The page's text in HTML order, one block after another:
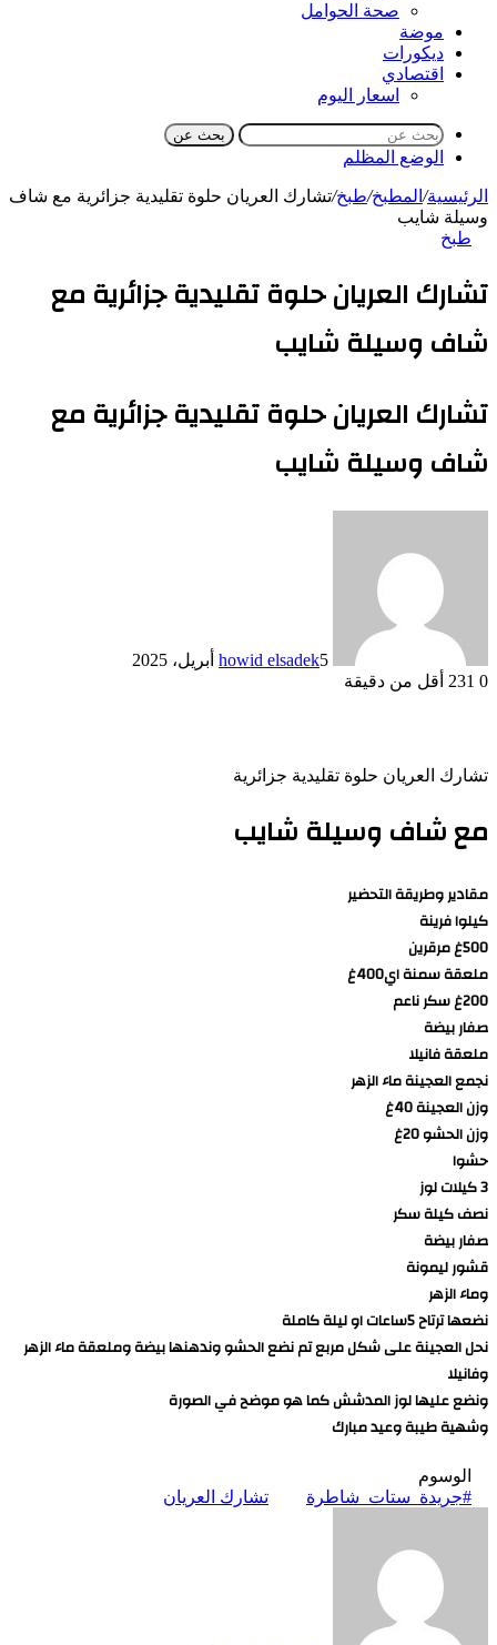
صحة الحوامل
موضة
ديكورات
اقتصادي
اسعار اليوم
بحث عن
الوضع المظلم
الرئيسية/ المطبخ/طبخ/تشارك العريان حلوة تقليدية جزائرية مع شاف
وسيلة شايب
طبخ
تشارك العريان حلوة تقليدية جزائرية مع
شاف وسيلة شايب
تشارك العريان حلوة تقليدية جزائرية مع
شاف وسيلة شايب
howid elsadek5 أبريل، 2025
0
أقل من دقيقة
تشارك العريان حلوة تقليدية جزائرية
مع شاف وسيلة شايب
مقادير وطريقة التحضير
كيلوا فرينة
500غ مرقرين
ملعقة سمنة اي400غ
200غ سكر ناعم
صفار بيضة
ملعقة فانيلا
نجمع العجينة ماء الزهر
وزن العجينة 40غ
وزن الحشو 20غ
حشوا
3 كيلات لوز
نصف كيلة سكر
صفار بيضة
قشور ليمونة
وماء الزهر
نضعها ترتاح 5ساعات او ليلة كاملة
نحل العجينة على شكل مربع تم نضع الحشو وندهنها بيضة وملعقة ماء الزهر
وفانيلا
ونضع عليها لوز المدشش كما هو موضح في الصورة
وشهية طيبة وعيد مبارك
الوسوم
#جريدة_ستات_شاطرة
تشارك العريان